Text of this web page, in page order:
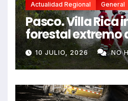
Actualidad Regional General
Pasco. Villa Rica
forestal extremo
fallecidos y
10 JULIO, 2026 NO